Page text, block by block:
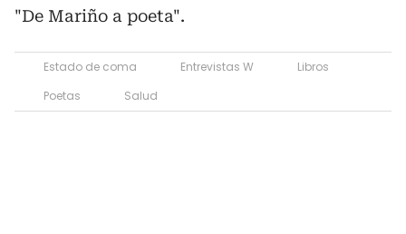
"De Mariño a poeta".
Estado de coma Entrevistas W
Libros
Poetas
Salud